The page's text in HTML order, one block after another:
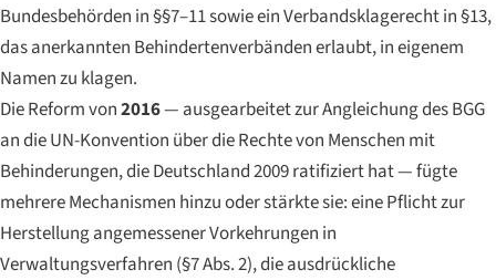
Bundesbehörden in §§7–11 sowie einVerbandsklagerechtin §13,
das anerkannten Behindertenverbänden erlaubt, in eigenem
Namen zu klagen.
Die Reform von2016— ausgearbeitet zur Angleichung des BGG
an die UN-Konvention über die Rechte von Menschen mit
Behinderungen, die Deutschland 2009 ratifiziert hat — fügte
mehrere Mechanismen hinzu oder stärkte sie: eine Pflicht zur
Herstellung angemessener Vorkehrungen in
Verwaltungsverfahren (§7 Abs. 2), die ausdrückliche